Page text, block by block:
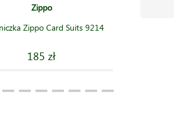
Zippo
Zippo Card Suits 9214
185 zł